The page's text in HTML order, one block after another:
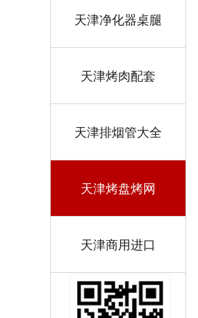
天津净化器桌腿
天津烤肉配套
天津排烟管大全
天津烤盘烤网
天津商用进口